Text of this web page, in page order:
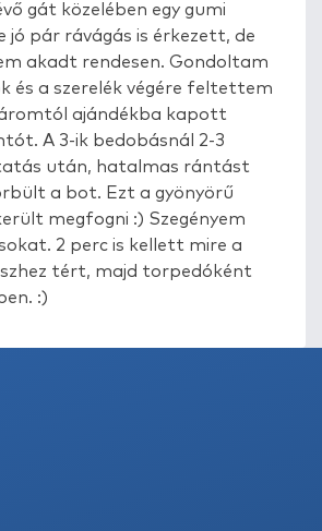
gát közelében egy gumi
jó pár rávágás is érkezett, de
akadt rendesen. Gondoltam
és a szerelék végére feltettem
ajándékba kapott
A 3-ik bedobásnál 2-3
után, hatalmas rántást
a bot. Ezt a gyönyörű
megfogni :) Szegényem
2 perc is kellett mire a
tért, majd torpedóként
:)